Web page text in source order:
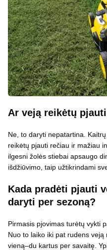
Ar veją reikėtų
Ne, to daryti nepatartina.
reikėtų pjauti rečiau ir mažiau
ilgesni žolės stiebai apsaugo
išdžiūvimo, taip užtikrindami
Kada pradėti pjauti
daryti per sezoną?
Pirmasis pjovimas turėtų vykti
Nuo to laiko iki pat rudens
vieną–du kartus per savaitę.